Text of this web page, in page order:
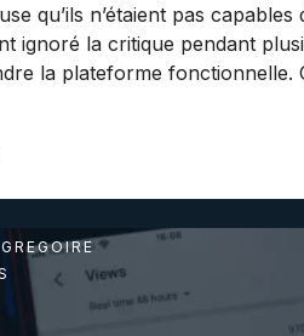
qu’ils n’étaient pas
ignoré la critique pendant
la plateforme fonctionnelle.